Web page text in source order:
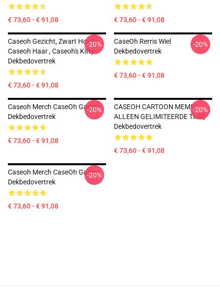
€ 73,60 - € 91,08 € 73,60 - € 91,08
Caseoh Gezicht, Zwart Houtig ,
Caseoh Haar , Caseoh's Kitty
Dekbedovertrek
€ 73,60 - € 91,08
-20%
CaseOh Rerris Wiel
Dekbedovertrek
€ 73,60 - € 91,08
-20%
Caseoh Merch CaseOh Games
Dekbedovertrek
€ 73,60 - € 91,08
-20%
CASEOH CARTOON MEME [
ALLEEN GELIMITEERDE TIJD]
Dekbedovertrek
€ 73,60 - € 91,08
-20%
Caseoh Merch CaseOh Games
Dekbedovertrek
€ 73,60 - € 91,08
-20%